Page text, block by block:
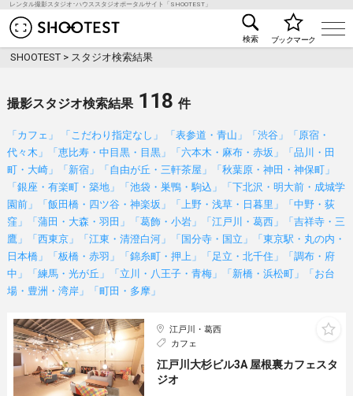
レンタル撮影スタジオ･ハウススタジオポータルサイト「SHOOTEST」
レンタル撮影スタジオ･ハウススタジオ検索の
検索 ブックマーク
SHOOTEST > スタジオ検索結果
撮影スタジオ検索結果 118 件
「カフェ」 「こだわり指定なし」 「表参道・青山」「渋谷」「原宿・
代々木」「恵比寿・中目黒・目黒」「六本木・麻布・赤坂」「品川・田
町・大崎」「新宿」「自由が丘・三軒茶屋」「秋葉原・神田・神保町」
「銀座・有楽町・築地」「池袋・巣鴨・駒込」「下北沢・明大前・成城学
園前」「飯田橋・四ツ谷・神楽坂」「上野・浅草・日暮里」「中野・荻
窪」「蒲田・大森・羽田」「葛飾・小岩」「江戸川・葛西」「吉祥寺・三
鷹」「西東京」「江東・清澄白河」「国分寺・国立」「東京駅・丸の内・
日本橋」「板橋・赤羽」「錦糸町・押上」「足立・北千住」「調布・府
中」「練馬・光が丘」「立川・八王子・青梅」「新橋・浜松町」「お台
場・豊洲・湾岸」「町田・多摩」
江戸川・葛西
カフェ
江戸川大杉ビル3A 屋根裏カフェスタ
ジオ